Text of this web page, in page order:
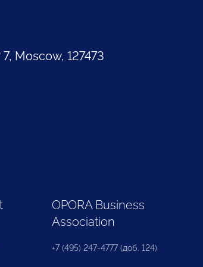
Moscow, 127473
OPORA Business
Association
+7 (495) 247-4777 (доб. 124)